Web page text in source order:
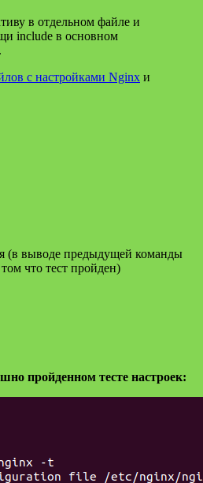
в отдельном файле и
include в основном
с настройками Nginx и
(в выводе предыдущей команды
что тест пройден)
пройденном тесте настроек: